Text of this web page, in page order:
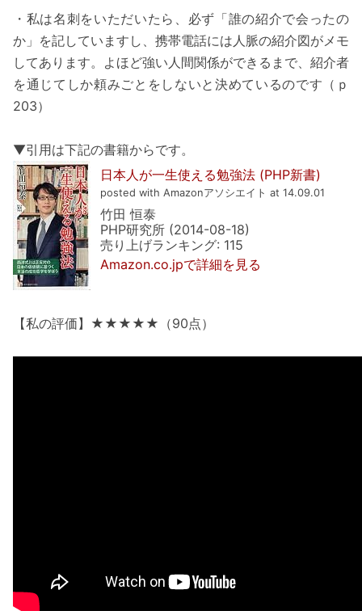
・私は名刺をいただいたら、必ず「誰の紹介で会ったの
か」を記していますし、携帯電話には人脈の紹介図がメモ
してあります。よほど強い人間関係ができるまで、紹介者
を通じてしか頼みごとをしないと決めているのです（ｐ
203）
▼引用は下記の書籍からです。
日本人が一生使える勉強法 (PHP新書)
posted with Amazonアソシエイト at 14.09.01
竹田 恒泰
PHP研究所 (2014-08-18)
売り上げランキング: 115
Amazon.co.jpで詳細を見る
【私の評価】★★★★★（90点）